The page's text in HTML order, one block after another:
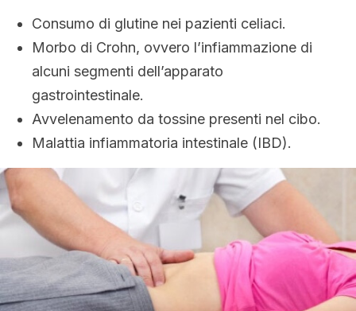
Consumo di glutine nei pazienti celiaci.
Morbo di Crohn, ovvero l’infiammazione di
alcuni segmenti dell’apparato
gastrointestinale.
Avvelenamento da tossine presenti nel cibo.
Malattia infiammatoria intestinale (IBD).